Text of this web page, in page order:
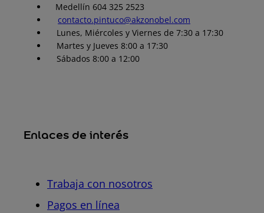
Medellín 604 325 2523
contacto.pintuco@akzonobel.com
Lunes, Miércoles y Viernes de 7:30 a 17:30
Martes y Jueves 8:00 a 17:30
Sábados 8:00 a 12:00
Enlaces de interés
Trabaja con nosotros
Pagos en línea